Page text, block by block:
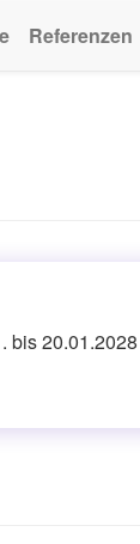
Referenzen
bis